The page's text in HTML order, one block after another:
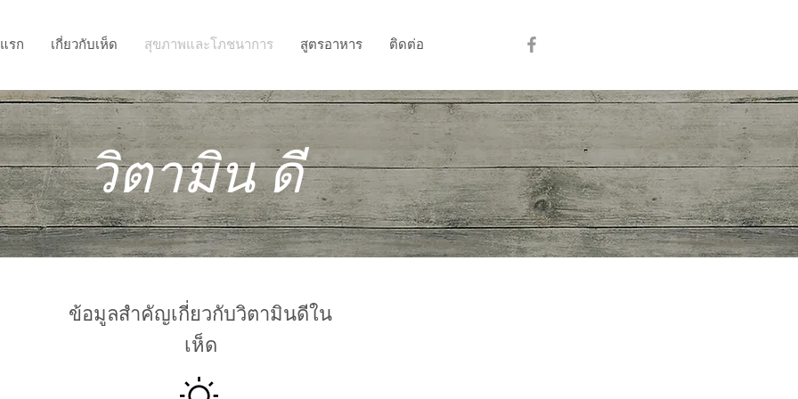
รก เกี่ยวกับเห็ด สุขภาพและโภชนาการ สูตรอาหาร ติดต่อ
วิตามิน ดี
ข้อมูลสำคัญเกี่ยวกับวิตามินดีใน
เห็ด